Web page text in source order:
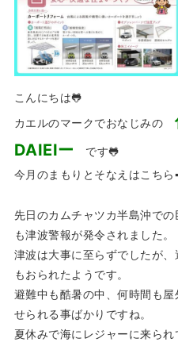
こんにちは🐸
カエルのマークでおなじみの
DAIEIー
です🐸
今月のまもりとそなえはこち
先日のカムチャツカ半島沖で
も津波警報が発令されました。
津波は大事に至らずでしたが
もおられたようです。
避難中も酷暑の中、何時間も
せられる事ばかりですね。
夏休みで海にレジャーに来ら